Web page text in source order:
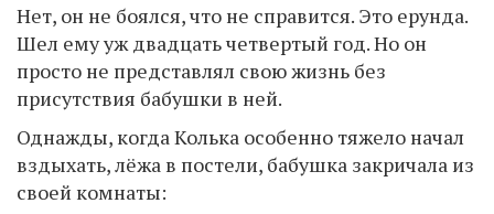
Нет, он не боялся, что не справится. Это ерунда.
Шел ему уж двадцать четвертый год. Но он
просто не представлял свою жизнь без
присутствия бабушки в ней.
Однажды, когда Колька особенно тяжело начал
вздыхать, лёжа в постели, бабушка закричала из
своей комнаты: